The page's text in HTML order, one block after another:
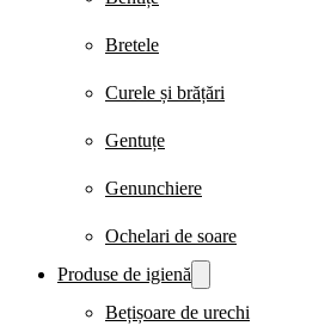
Bretele
Curele și brățări
Gentuțe
Genunchiere
Ochelari de soare
Produse de igienă
Bețișoare de urechi